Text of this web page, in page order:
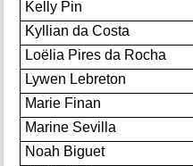
Kelly Pin
Kyllian da Costa
Loëlia Pires da Rocha
Lywen Lebreton
Marie Finan
Marine Sevilla
Noah Biguet